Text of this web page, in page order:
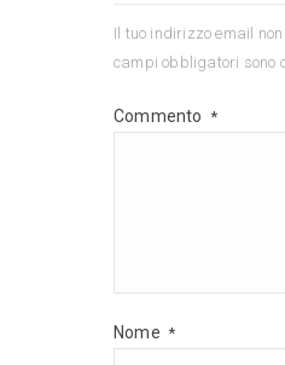
Il tuo indirizzo email
campi obbligatori sono
Commento *
Nome *